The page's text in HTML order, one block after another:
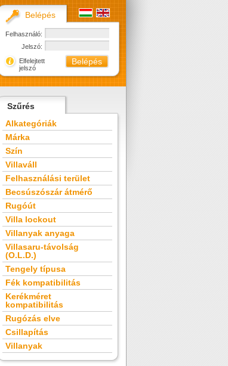
Szűrés
Alkategóriák
Márka
Szín
Villaváll
Felhasználási terület
Becsúszószár átmérő
Rugóút
Villa lockout
Villanyak anyaga
Villasaru-távolság
(O.L.D.)
Tengely típusa
Fék kompatibilitás
Kerékméret
kompatibilitás
Rugózás elve
Csillapítás
Villanyak
Belépés
Felhasználó:
Jelszó:
Elfelejtett
jelszó